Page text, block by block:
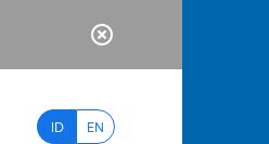
ID EN